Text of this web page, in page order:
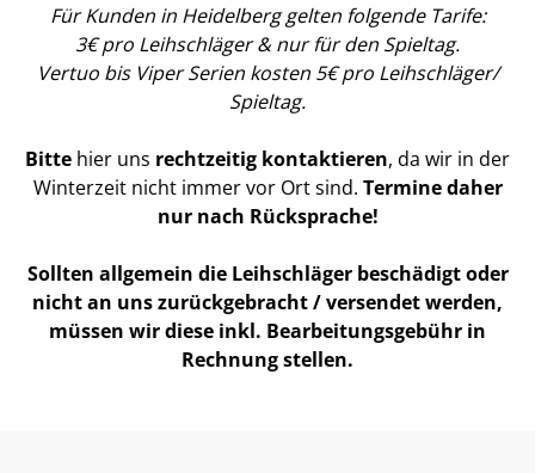
Für Kunden in Heidelberg gelten folgende Tarife:
3€ pro Leihschläger & nur für den Spieltag.
Vertuo bis Viper Serien kosten 5€ pro Leihschläger/
Spieltag.
Bitte hier uns rechtzeitig kontaktieren, da wir in der
Winterzeit nicht immer vor Ort sind. Termine daher
nur nach Rücksprache!
Sollten allgemein die Leihschläger beschädigt oder
nicht an uns zurückgebracht / versendet werden,
müssen wir diese inkl. Bearbeitungsgebühr in
Rechnung stellen.